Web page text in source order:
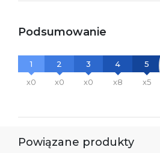
Podsumowanie
1
x0
2
x0
3
x0
4
x8
5
x5
Powiązane produkty